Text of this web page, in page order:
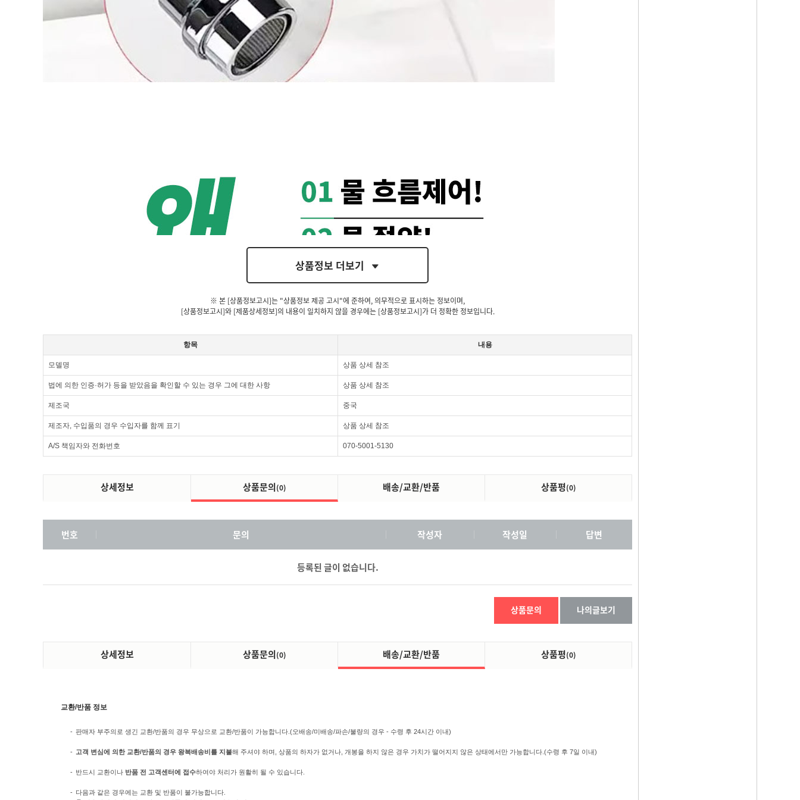
- 현재 보고 있는 페이지를 공유합니다.
페이스북
상품정보 더보기
※ 본 [상품정보고시]는 "상품정보 제공 고시"에 준하여, 의무적으로 표시하는 정보이며,
[상품정보고시]와 [제품상세정보]의 내용이 일치하지 않을 경우에는 [상품정보고시]가 더 정확한 정보입니다.
항목 내용
모델명 상품 상세 참조
법에 의한 인증·허가 등을 받았음을 확인할 수 있는 경우 그에 대한 사항 상품 상세 참조
제조국 중국
제조자, 수입품의 경우 수입자를 함께 표기 상품 상세 참조
A/S 책임자와 전화번호 070-5001-5130
상세정보 상품문의(0) 배송/교환/반품 상품평(0)
번호 문의 작성자 작성일 답변
등록된 글이 없습니다.
상품문의 나의글보기
상세정보 상품문의(0) 배송/교환/반품 상품평(0)
교환/반품 정보
- 판매자 부주의로 생긴 교환/반품의 경우 무상으로 교환/반품이 가능합니다.(오배송/미배송/파손/불량의 경우 - 수령 후 24시간 이내)
- 고객 변심에 의한 교환/반품의 경우 왕복배송비를 지불해 주셔야 하며, 상품의 하자가 없거나, 개봉을 하지 않은 경우 가치가 떨어지지 않은 상태에서만 가능합니다.(수령 후 7일 이내)
- 반드시 교환이나 반품 전 고객센터에 접수하여야 처리가 원활히 될 수 있습니다.
- 다음과 같은 경우에는 교환 및 반품이 불가능합니다.